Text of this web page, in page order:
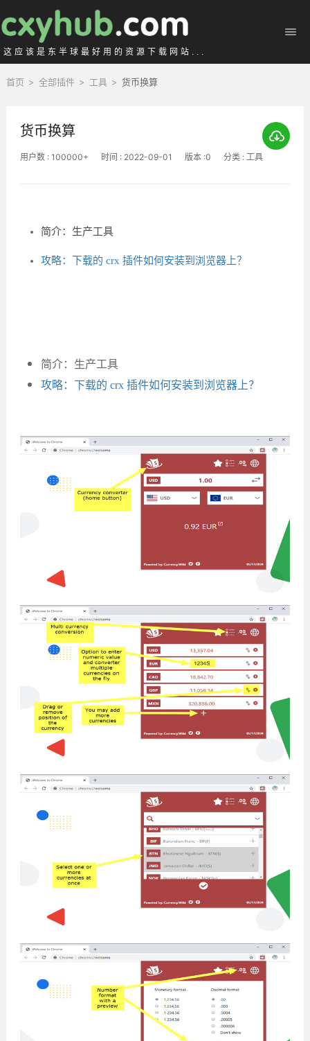
这应该是东半球最好用的资源下载网站...
首页 > 全部插件 > 工具 > 货币换算
货币换算
用户数 : 100000+ 时间 : 2022-09-01 版本 :0 分类 : 工具
简介：生产工具
攻略：下载的 crx 插件如何安装到浏览器上？
简介：生产工具
攻略：下载的 crx 插件如何安装到浏览器上？